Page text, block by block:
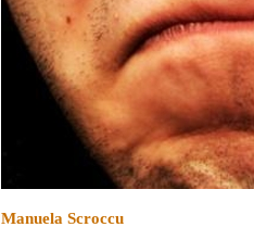
Manuela Scroccu